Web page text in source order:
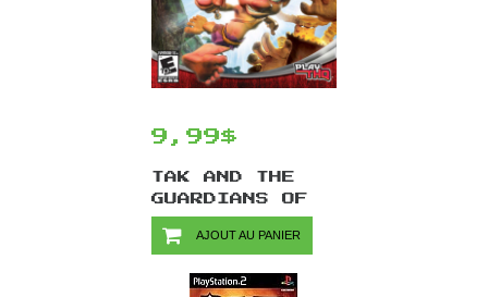
9,99$
TAK AND THE
GUARDIANS OF
GROSS/WII
AJOUT AU PANIER